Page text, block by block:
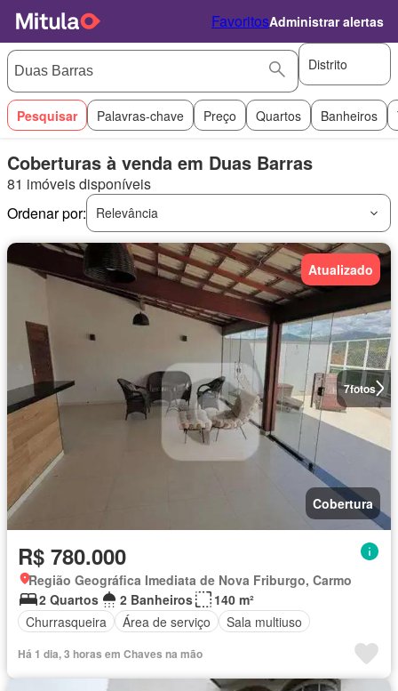
FavoritosAdministrar alertas
Distrito
Pesquisar Palavras-chave Preço Quartos Banheiros
Coberturas à venda em Duas Barras
81 imóveis disponíveis
Ordenar por:
Relevância
7fotos
Atualizado
Cobertura
R$ 780.000
Região Geográfica Imediata de Nova Friburgo, Carmo
2 Quartos
2 Banheiros
140 m²
Churrasqueira
Área de serviço Sala multiuso
Há 1 dia, 3 horas em Chaves na mão